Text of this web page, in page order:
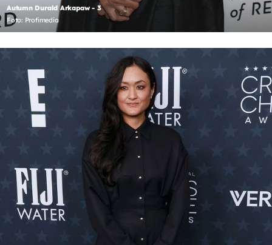
Autumn Durald Arkapaw - 3
Foto: Profimedia